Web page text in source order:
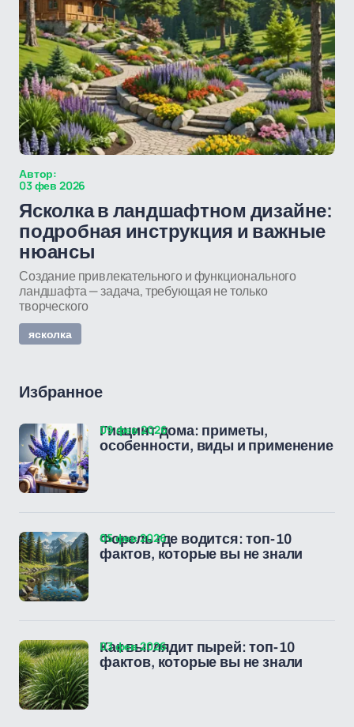
Автор:
03 фев 2026
Ясколка в ландшафтном дизайне:
подробная инструкция и важные
нюансы
Создание привлекательного и функционального
ландшафта — задача, требующая не только
творческого
ясколка
Избранное
Гиацинт дома: приметы,
особенности, виды и применение
09 фев 2026
Форель где водится: топ-10
фактов, которые вы не знали
05 фев 2026
Как выглядит пырей: топ-10
фактов, которые вы не знали
03 фев 2026